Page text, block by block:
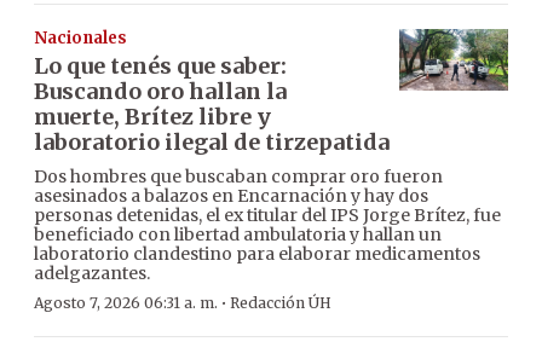
Nacionales
Lo que tenés que saber:
Buscando oro hallan la
muerte, Brítez libre y
laboratorio ilegal de tirzepatida
Dos hombres que buscaban comprar oro fueron
asesinados a balazos en Encarnación y hay dos
personas detenidas, el ex titular del IPS Jorge Brítez, fue
beneficiado con libertad ambulatoria y hallan un
laboratorio clandestino para elaborar medicamentos
adelgazantes.
Agosto 7, 2026 06:31 a. m. · Redacción ÚH